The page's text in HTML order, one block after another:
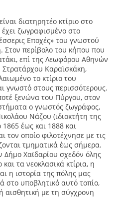
διατηρητέο κτίριο στο
ζωγραφισμένο στο
Εποχές» του γνωστού
περίβολο του κήπου που
επί της Λεωφόρου Αθηνών
Καραϊσκάκη,
το κτίριο του
γνωστό στους περισσότερους.
ξενώνα του Πύργου, στον
ο γνωστός ζωγράφος,
Νάζου (ιδιοκτήτη της
έως και 1888 και
τον οποίο φιλοτέχνησε με τις
τμηματικά έως σήμερα.
Χαϊδαρίου σχεδόν όλης
τα νεοκλασικά κτίρια, η
η ιστορία της πόλης μας
στο υποβλητικό αυτό τοπίο,
με τη σύγχρονη